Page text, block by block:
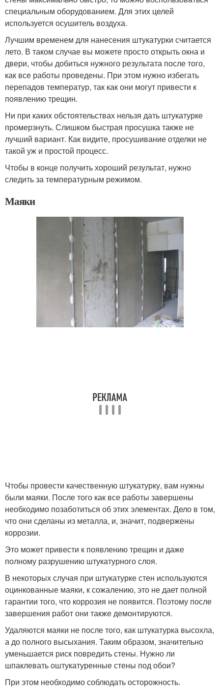
специальным оборудованием. Для этих целей
используется осушитель воздуха.
Лучшим временем для нанесения штукатурки считается
лето. В таком случае вы можете просто открыть окна и
двери, чтобы добиться нужного результата после того,
как все работы проведены. При этом нужно избегать
перепадов температур, так как они могут привести к
появлению трещин.
Ни при каких обстоятельствах нельзя дать штукатурке
промерзнуть. Слишком быстрая просушка также не
лучший вариант. Как видите, просушивание отделки не
такой уж и простой процесс.
Чтобы в конце получить хороший результат, нужно
следить за температурным режимом.
Маяки
Чтобы провести качественную штукатурку, вам нужны
были маяки. После того как все работы завершены
необходимо позаботиться об этих элементах. Дело в том,
что они сделаны из металла, и, значит, подвержены
коррозии.
Это может привести к появлению трещин и даже
полному разрушению штукатурного слоя.
В некоторых случая при штукатурке стен используются
оцинкованные маяки, к сожалению, это не дает полной
гарантии того, что коррозия не появится. Поэтому после
завершения работ они также демонтируются.
Удаляются маяки не после того, как штукатурка высохла,
а до полного высыхания. Таким образом, значительно
уменьшается риск повредить стены. Нужно ли
шпаклевать оштукатуренные стены под обои?
При этом необходимо соблюдать осторожность.